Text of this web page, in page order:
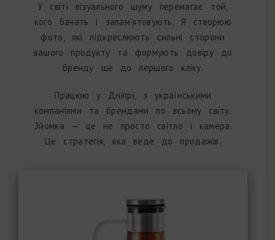
У світі візуального шуму перемагає той,
кого бачать і запам’ятовують. Я створюю
фото, які підкреслюють сильні сторони
вашого продукту та формують довіру до
бренду ще до першого кліку.
Працюю у Дніпрі, з українськими
компаніями та брендами по всьому світу.
Зйомка — це не просто світло і камера.
Це стратегія, яка веде до продажів.